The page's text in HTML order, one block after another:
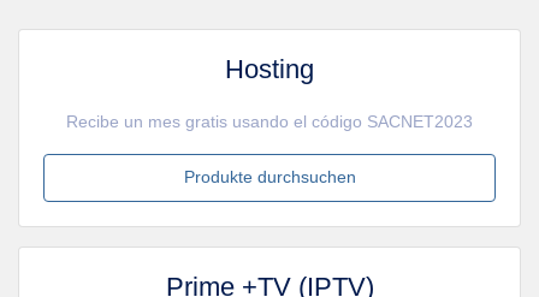
Hosting
Recibe un mes gratis usando el código SACNET2023
Produkte durchsuchen
Prime +TV (IPTV)